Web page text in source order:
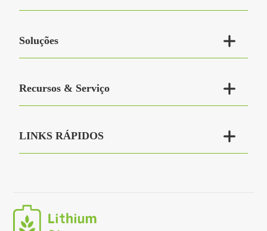
Soluções 
Recursos & Serviço 
LINKS RÁPIDOS 